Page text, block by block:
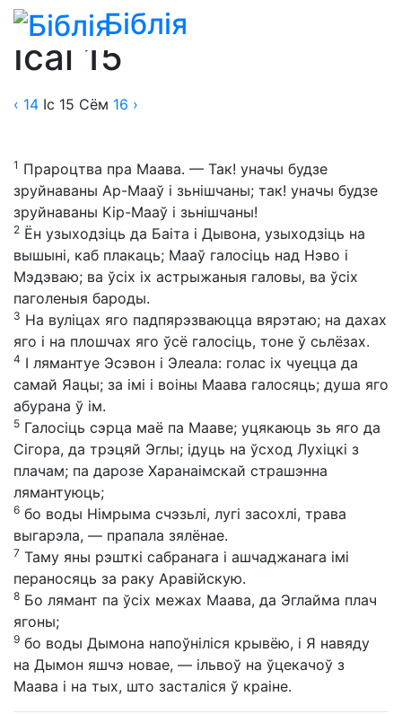
Біблія
Біблія» Пераклады» Пераклад Васіля Сёмухі
Ісаі 15
‹ 14 Іс 15 Сём 16 ›
1 Прароцтва пра Маава. — Так! уначы будзе
зруйнаваны Ар-Мааў і зьнішчаны; так! уначы будзе
зруйнаваны Кір-Мааў і зьнішчаны!
2 Ён узыходзіць да Баіта і Дывона, узыходзіць на
вышыні, каб плакаць; Мааў галосіць над Нэво і
Мэдэваю; ва ўсіх іх астрыжаныя галовы, ва ўсіх
паголеныя бароды.
3 На вуліцах яго падпярэзваюцца вярэтаю; на дахах
яго і на плошчах яго ўсё галосіць, тоне ў сьлёзах.
4 І лямантуе Эсэвон і Элеала: голас іх чуецца да
самай Яацы; за імі і воіны Маава галосяць; душа яго
абурана ў ім.
5 Галосіць сэрца маё па Мааве; уцякаюць зь яго да
Сігора, да трэцяй Эглы; ідуць на ўсход Лухіцкі з
плачам; па дарозе Харанаімскай страшэнна
лямантуюць;
6 бо воды Німрыма счэзьлі, лугі засохлі, трава
выгарэла, — прапала зялёнае.
7 Таму яны рэшткі сабранага і ашчаджанага імі
пераносяць за раку Аравійскую.
8 Бо лямант па ўсіх межах Маава, да Эглайма плач
ягоны;
9 бо воды Дымона напоўніліся крывёю, і Я навяду
на Дымон яшчэ новае, — ільвоў на ўцекачоў з
Маава і на тых, што засталіся ў краіне.